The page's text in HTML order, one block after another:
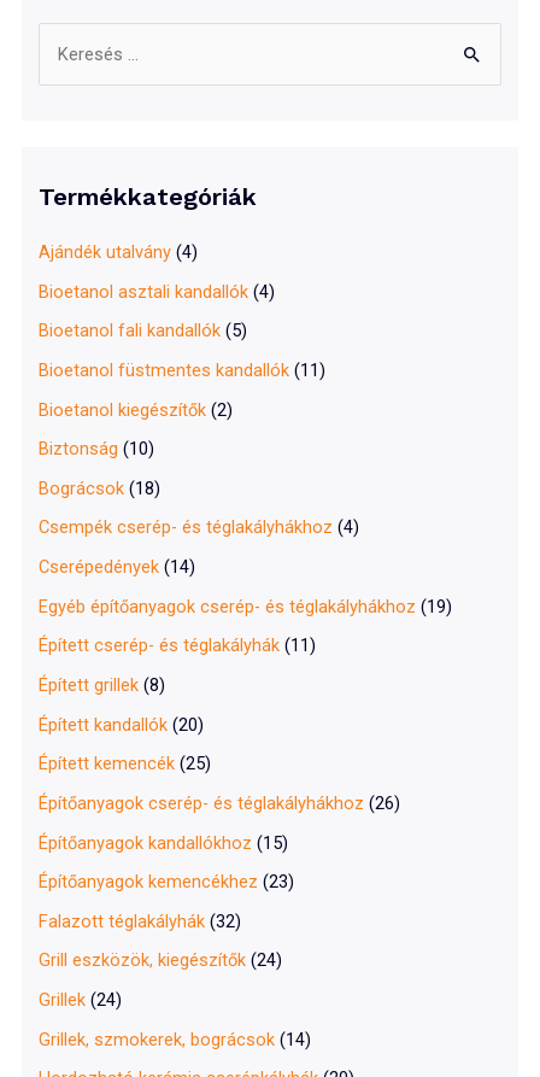
f
o
r
Termékkategóriák
Ajándék utalvány (4)
Bioetanol asztali kandallók (4)
Bioetanol fali kandallók (5)
Bioetanol füstmentes kandallók (11)
Bioetanol kiegészítők (2)
Biztonság (10)
Bográcsok (18)
Csempék cserép- és téglakályhákhoz (4)
Cserépedények (14)
Egyéb építőanyagok cserép- és téglakályhákhoz (19)
Épített cserép- és téglakályhák (11)
Épített grillek (8)
Épített kandallók (20)
Épített kemencék (25)
Építőanyagok cserép- és téglakályhákhoz (26)
Építőanyagok kandallókhoz (15)
Építőanyagok kemencékhez (23)
Falazott téglakályhák (32)
Grill eszközök, kiegészítők (24)
Grillek (24)
Grillek, szmokerek, bográcsok (14)